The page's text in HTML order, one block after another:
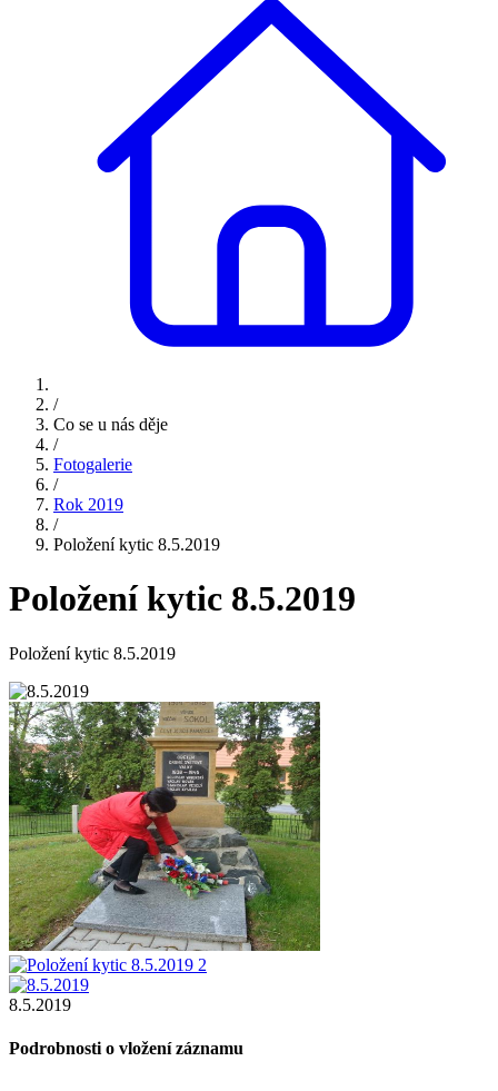
/
Co se u nás děje
/
Fotogalerie
/
Rok 2019
/
Položení kytic 8.5.2019
Položení kytic 8.5.2019
Položení kytic 8.5.2019
8.5.2019
Podrobnosti o vložení záznamu